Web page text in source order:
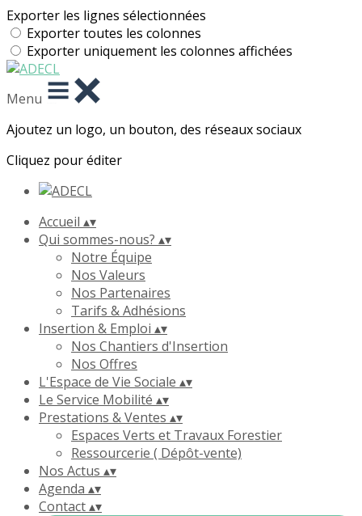
Exporter les lignes sélectionnées
Exporter toutes les colonnes
Exporter uniquement les colonnes affichées
Menu
Ajoutez un logo, un bouton, des réseaux sociaux
Cliquez pour éditer
Accueil ▴▾
Qui sommes-nous? ▴▾
Notre Équipe
Nos Valeurs
Nos Partenaires
Tarifs & Adhésions
Insertion & Emploi ▴▾
Nos Chantiers d'Insertion
Nos Offres
L'Espace de Vie Sociale ▴▾
Le Service Mobilité ▴▾
Prestations & Ventes ▴▾
Espaces Verts et Travaux Forestier
Ressourcerie ( Dépôt-vente)
Nos Actus ▴▾
Agenda ▴▾
Contact▴▾